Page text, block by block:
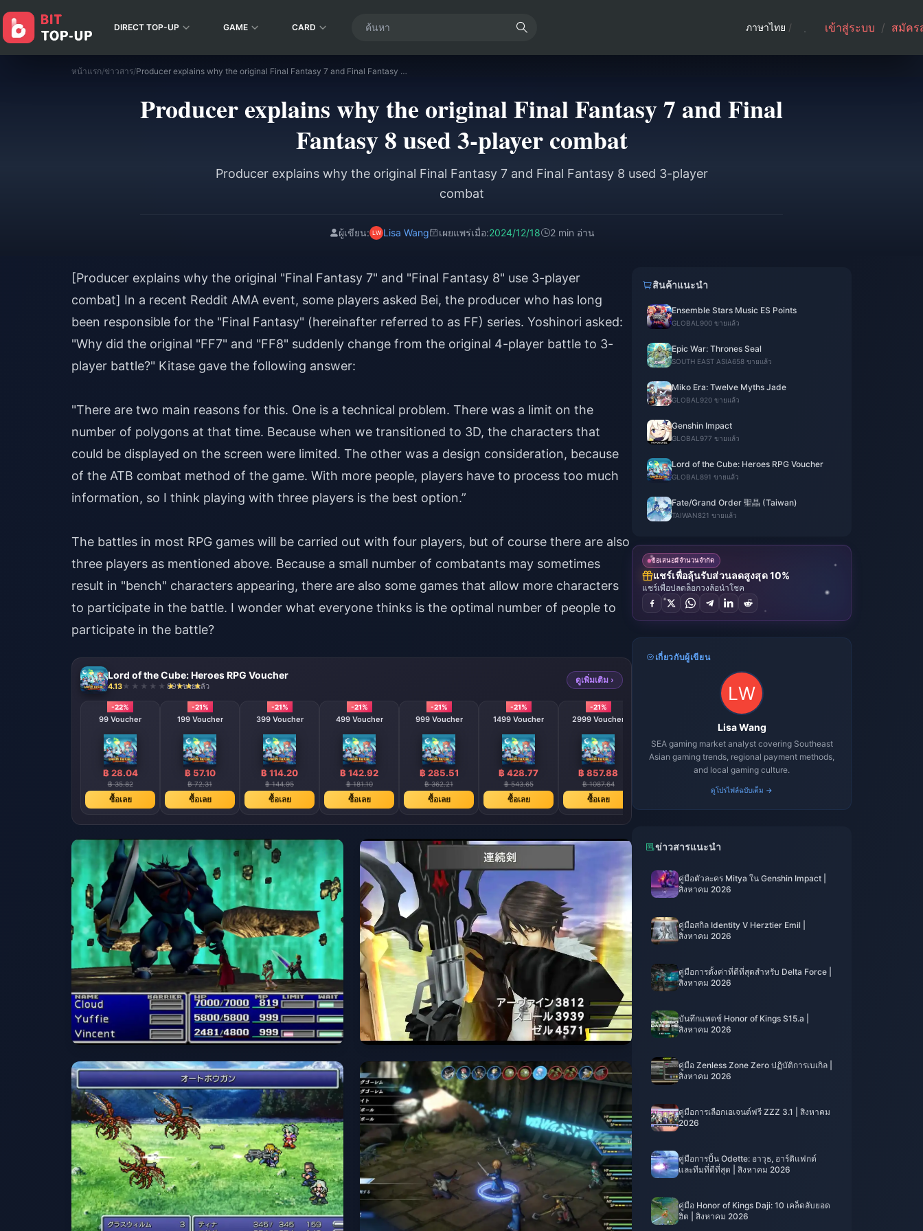
DIRECT TOP-UP GAME CARD ภาษาไทย / เข้าสู่ระบบ / สมัคร
หน้าแรก/ข่าวสาร/ Producer explains why the original Final Fantasy 7 and Final Fantasy 8 used 3-player combat
Producer explains why the original Final Fantasy 7 and Final
Fantasy 8 used 3-player combat
Producer explains why the original Final Fantasy 7 and Final Fantasy 8 used 3-player
combat
ผู้เขียน: Lisa Wang เผยแพร่เมื่อ:2024/12/18 2 min อ่าน
[Producer explains why the original "Final Fantasy 7" and "Final Fantasy 8" use 3-player
combat] In a recent Reddit AMA event, some players asked Bei, the producer who has long
been responsible for the "Final Fantasy" (hereinafter referred to as FF) series. Yoshinori asked:
"Why did the original "FF7" and "FF8" suddenly change from the original 4-player battle to 3-
player battle?" Kitase gave the following answer:
"There are two main reasons for this. One is a technical problem. There was a limit on the
number of polygons at that time. Because when we transitioned to 3D, the characters that
could be displayed on the screen were limited. The other was a design consideration, because
of the ATB combat method of the game. With more people, players have to process too much
information, so I think playing with three players is the best option.”
The battles in most RPG games will be carried out with four players, but of course there are also
three players as mentioned above. Because a small number of combatants may sometimes
result in "bench" characters appearing, there are also some games that allow more characters
to participate in the battle. I wonder what everyone thinks is the optimal number of people to
participate in the battle?
Lord of the Cube: Heroes RPG Voucher
4.13 891 ขายแล้ว
ดูเพิ่มเติม ›
-22%
99 Voucher
฿ 28.04
฿ 35.82
ซื้อเลย
-21%
199 Voucher
฿ 57.10
฿ 72.31
ซื้อเลย
-21%
399 Voucher
฿ 114.20
฿ 144.95
ซื้อเลย
-21%
499 Voucher
฿ 142.92
฿ 181.10
ซื้อเลย
-21%
999 Voucher
฿ 285.51
฿ 362.21
ซื้อเลย
-21%
1499 Voucher
฿ 428.77
฿ 543.65
ซื้อเลย
-21%
2999 Voucher
฿ 857.88
฿ 1087.64
ซื้อเลย
฿ 1429.57
-21%
฿ 2859.48
สินค้าแนะนำ
Ensemble Stars Music ES Points
GLOBAL 900 ขายแล้ว
Epic War: Thrones Seal
SOUTH EAST ASIA658 ขายแล้ว
Miko Era: Twelve Myths Jade
GLOBAL 920 ขายแล้ว
Genshin Impact
GLOBAL 977 ขายแล้ว
Lord of the Cube: Heroes RPG Voucher
GLOBAL 891 ขายแล้ว
Fate/Grand Order 聖晶 (Taiwan)
TAIWAN821 ขายแล้ว
ข้อเสนอมีจำนวนจำกัด
แชร์เพื่อลุ้นรับส่วนลดสูงสุด 10%
แชร์เพื่อปลดล็อกวงล้อนำโชค
เกี่ยวกับผู้เขียน
Lisa Wang
SEA gaming market analyst covering Southeast
Asian gaming trends, regional payment methods,
and local gaming culture.
ดูโปรไฟล์ฉบับเต็ม →
ข่าวสารแนะนำ
คู่มือตัวละคร Mitya ใน Genshin Impact |
สิงหาคม 2026
คู่มือสกิล Identity V Herztier Emil |
สิงหาคม 2026
คู่มือการตั้งค่าที่ดีที่สุดสำหรับ Delta Force |
สิงหาคม 2026
บันทึกแพตช์ Honor of Kings S15.a |
สิงหาคม 2026
คู่มือ Zenless Zone Zero ปฏิบัติการเบเกิล |
สิงหาคม 2026
คู่มือการเลือกเอเจนต์ฟรี ZZZ 3.1 | สิงหาคม
2026
คู่มือการปั้น Odette: อาวุธ, อาร์ติแฟกต์
และทีมที่ดีที่สุด | สิงหาคม 2026
คู่มือ Honor of Kings Daji: 10 เคล็ดลับยอด
ฮิต | สิงหาคม 2026